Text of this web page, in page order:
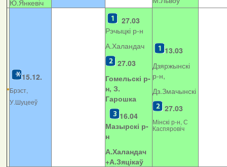
Ю.Янкевіч
15.12.
Брэст,
У.Шуцееў
27.03
Рэчыцкі р-н
А.Халандач
27.03
Гомельскі р-
н, З.
Гарошка
16.04
Мазырскі р-
н
А.Халандач
+А.Зяцікаў
13.03
Дзяржынскі
р-н,
Дз.Змачынскі
27.03
Мінскі р-н, С
Каспяровіч